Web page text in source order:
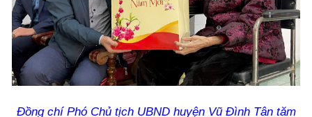
Đồng chí Phó Chủ tịch UBND huyện Vũ Đình Tân tăm